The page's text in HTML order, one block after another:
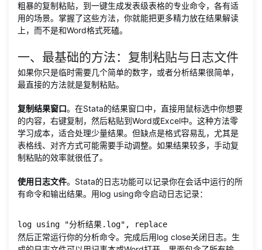
粗暴的复制粘贴，到一键生成发表级表格的专业命令，各有适
用的场景。掌握了这些方法，你就能把更多精力放在结果解读
上，而不是和Word格式死磕。
一、最基础的方法：复制粘贴与日志文件
如果你只是临时需要几个简单的数字，或者分析结果很简单，
最直接的方法就是复制粘贴。
复制结果窗口。在Stata的结果窗口中，直接用鼠标选中你想要
的内容，右键复制，然后粘贴到Word或Excel中。这种方法零
学习成本，适合处理少量结果。但缺点是格式容易乱，尤其是
表格线、对齐方式可能需要手动调整。如果结果较多，手动复
制粘贴的效率就很低了。
使用日志文件。Stata的日志功能可以记录你在会话中运行的所
有命令和输出结果。用log using命令启动日志记录：
log using "分析结果.log", replace
然后正常运行你的分析命令。完成后用log close关闭日志。生